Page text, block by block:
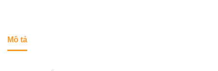
Mô tả